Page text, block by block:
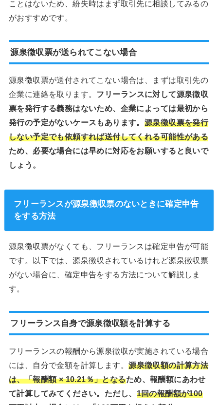
ことはないため、紛失時はまず取引先に相談してみるの
がおすすめです。
源泉徴収票が送られてこない場合
源泉徴収票が送付されてこない場合は、まずは取引先の
企業に連絡を取ります。 フリーランスに対して源泉徴収
票を発行する義務はないため、企業によっては最初から
発行の予定がないケースもあります。 源泉徴収票を発行
しない予定でも依頼すれば送付してくれる可能性がある
ため、必要な場合には早めに対応をお願いすると良いで
しょう。
フリーランスが源泉徴収票のないときに確定申告
をする方法
源泉徴収票がなくても、フリーランスは確定申告が可能
です。以下では、源泉徴収されているけれど源泉徴収票
がない場合に、確定申告をする方法について解説しま
す。
フリーランス自身で源泉徴収額を計算する
フリーランスの報酬から源泉徴収が実施されている場合
には、自分で金額を計算します。源泉徴収額の計算方法
は、「報酬額 × 10.21％」となるため、報酬額にあわせ
て計算してみてください。ただし、 1回の報酬額が100